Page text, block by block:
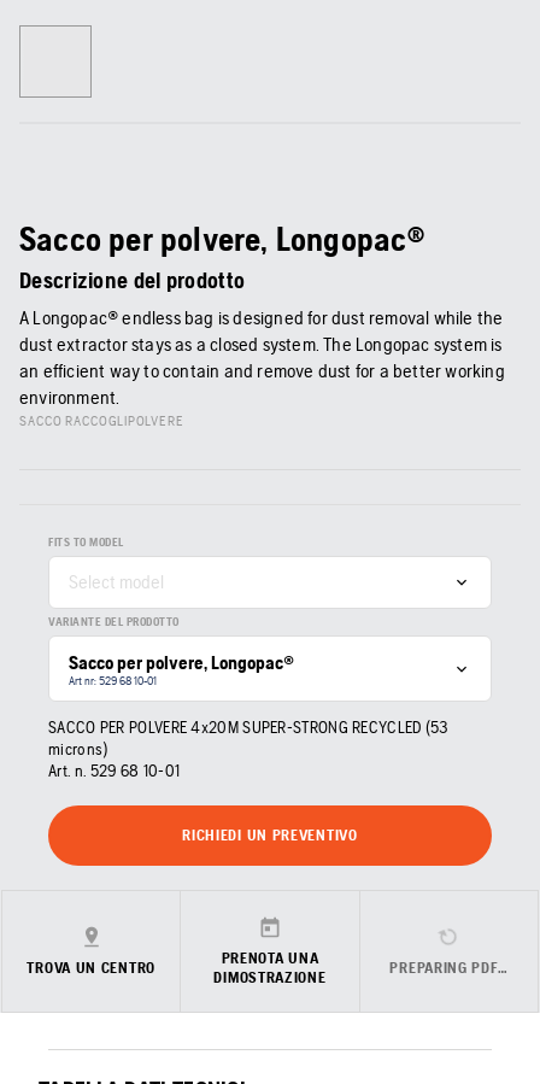
Sacco per polvere, Longopac®
Descrizione del prodotto
A Longopac® endless bag is designed for dust removal while the
dust extractor stays as a closed system. The Longopac system is
an efficient way to contain and remove dust for a better working
environment.
SACCO RACCOGLIPOLVERE
FITS TO MODEL
Select model
VARIANTE DEL PRODOTTO
Sacco per polvere, Longopac®
Art nr: 529 68 10‑01
SACCO PER POLVERE 4x20M SUPER-STRONG RECYCLED (53
microns)
Art. n. 529 68 10‑01
RICHIEDI UN PREVENTIVO
TROVA UN CENTRO
PRENOTA UNA
DIMOSTRAZIONE
PREPARING PDF…